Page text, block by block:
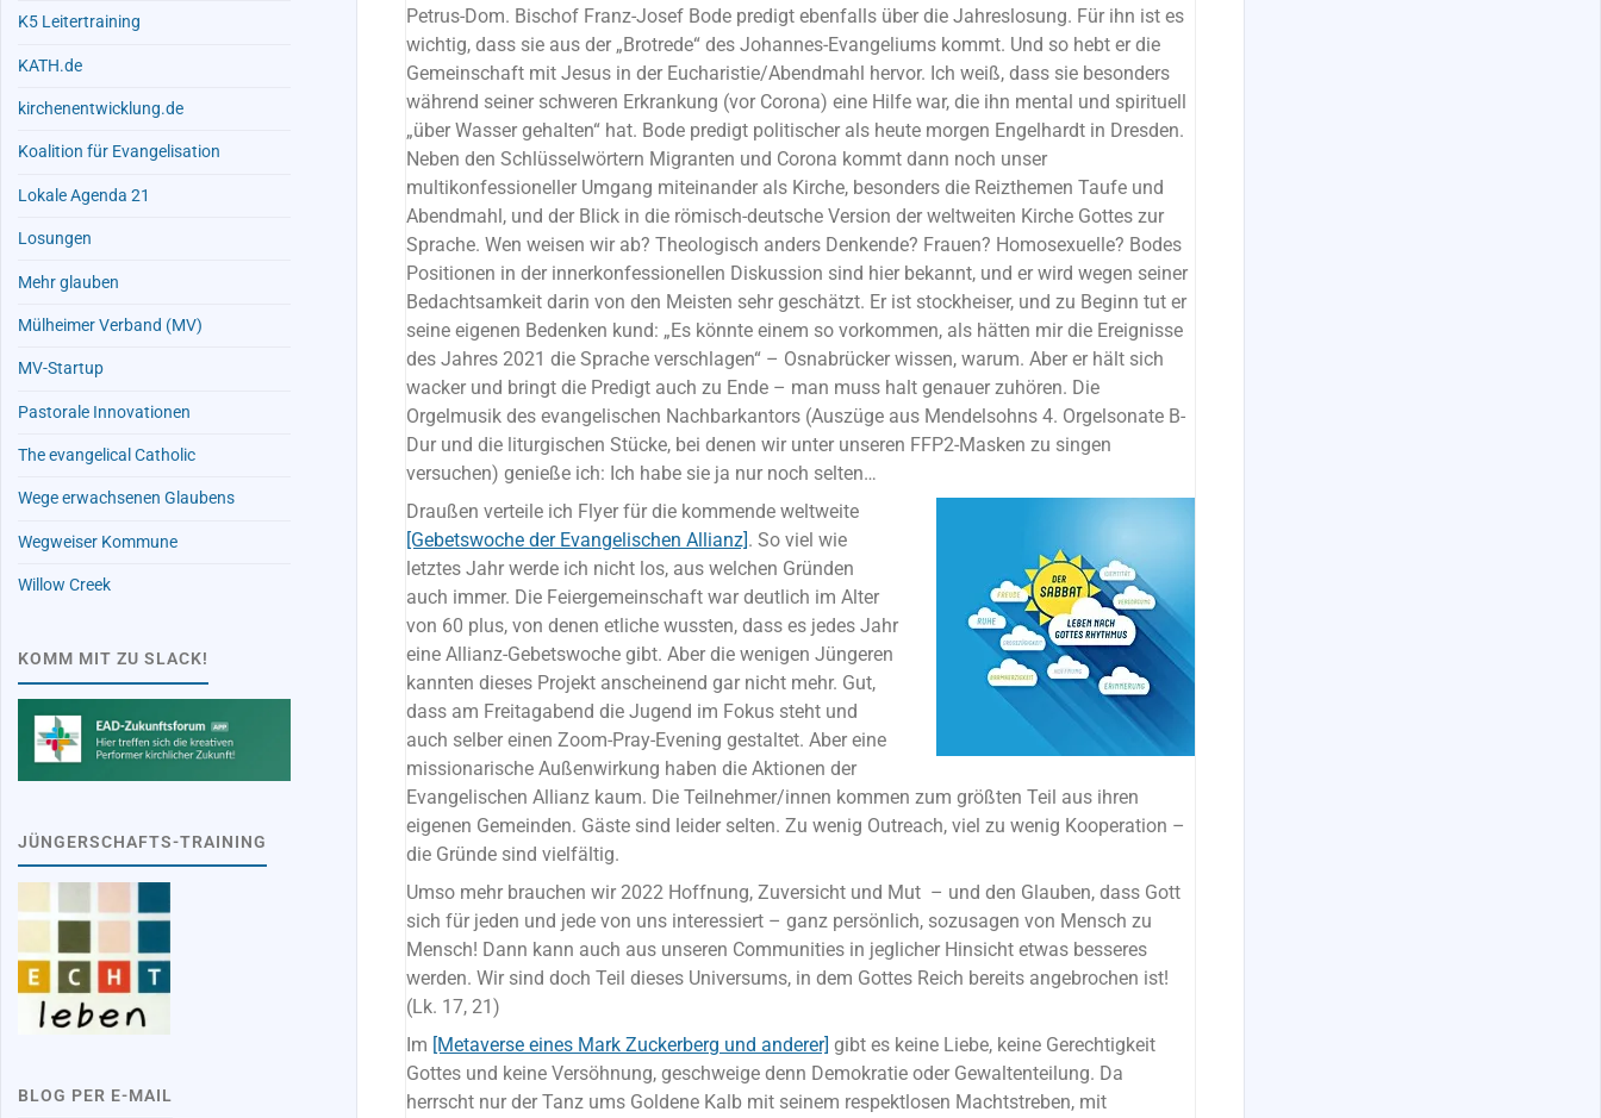
Petrus-Dom. Bischof Franz-Josef Bode predigt ebenfalls über die Jahreslosung. Für ihn ist es
wichtig, dass sie aus der „Brotrede“ des Johannes-Evangeliums kommt. Und so hebt er die
Gemeinschaft mit Jesus in der Eucharistie/Abendmahl hervor. Ich weiß, dass sie besonders
während seiner schweren Erkrankung (vor Corona) eine Hilfe war, die ihn mental und spirituell
„über Wasser gehalten“ hat. Bode predigt politischer als heute morgen Engelhardt in Dresden.
Neben den Schlüsselwörtern Migranten und Corona kommt dann noch unser
multikonfessioneller Umgang miteinander als Kirche, besonders die Reizthemen Taufe und
Abendmahl, und der Blick in die römisch-deutsche Version der weltweiten Kirche Gottes zur
Sprache. Wen weisen wir ab? Theologisch anders Denkende? Frauen? Homosexuelle? Bodes
Positionen in der innerkonfessionellen Diskussion sind hier bekannt, und er wird wegen seiner
Bedachtsamkeit darin von den Meisten sehr geschätzt. Er ist stockheiser, und zu Beginn tut er
seine eigenen Bedenken kund: „Es könnte einem so vorkommen, als hätten mir die Ereignisse
des Jahres 2021 die Sprache verschlagen“ – Osnabrücker wissen, warum. Aber er hält sich
wacker und bringt die Predigt auch zu Ende – man muss halt genauer zuhören. Die
Orgelmusik des evangelischen Nachbarkantors (Auszüge aus Mendelsohns 4. Orgelsonate B-
Dur und die liturgischen Stücke, bei denen wir unter unseren FFP2-Masken zu singen
versuchen) genieße ich: Ich habe sie ja nur noch selten…
Draußen verteile ich Flyer für die kommende weltweite
[Gebetswoche der Evangelischen Allianz]. So viel wie
letztes Jahr werde ich nicht los, aus welchen Gründen
auch immer. Die Feiergemeinschaft war deutlich im Alter
von 60 plus, von denen etliche wussten, dass es jedes Jahr
eine Allianz-Gebetswoche gibt. Aber die wenigen Jüngeren
kannten dieses Projekt anscheinend gar nicht mehr. Gut,
dass am Freitagabend die Jugend im Fokus steht und
auch selber einen Zoom-Pray-Evening gestaltet. Aber eine
missionarische Außenwirkung haben die Aktionen der
Evangelischen Allianz kaum. Die Teilnehmer/innen kommen zum größten Teil aus ihren
eigenen Gemeinden. Gäste sind leider selten. Zu wenig Outreach, viel zu wenig Kooperation –
die Gründe sind vielfältig.
Umso mehr brauchen wir 2022 Hoffnung, Zuversicht und Mut – und den Glauben, dass Gott
sich für jeden und jede von uns interessiert – ganz persönlich, sozusagen von Mensch zu
Mensch! Dann kann auch aus unseren Communities in jeglicher Hinsicht etwas besseres
werden. Wir sind doch Teil dieses Universums, in dem Gottes Reich bereits angebrochen ist!
(Lk. 17, 21)
Im [Metaverse eines Mark Zuckerberg und anderer] gibt es keine Liebe, keine Gerechtigkeit
Gottes und keine Versöhnung, geschweige denn Demokratie oder Gewaltenteilung. Da
herrscht nur der Tanz ums Goldene Kalb mit seinem respektlosen Machtstreben, mit
K5 Leitertraining
KATH.de
kirchenentwicklung.de
Koalition für Evangelisation
Lokale Agenda 21
Losungen
Mehr glauben
Mülheimer Verband (MV)
MV-Startup
Pastorale Innovationen
The evangelical Catholic
Wege erwachsenen Glaubens
Wegweiser Kommune
Willow Creek
KOMM MIT ZU SLACK!
JÜNGERSCHAFTS-TRAINING
BLOG PER E-MAIL